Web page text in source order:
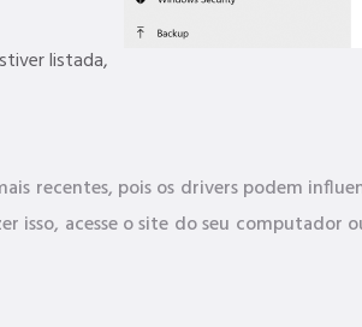
listada,
recentes, pois os drivers podem
isso, acesse o site do seu computador